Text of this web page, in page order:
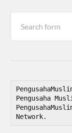
Pengusaha
Network.